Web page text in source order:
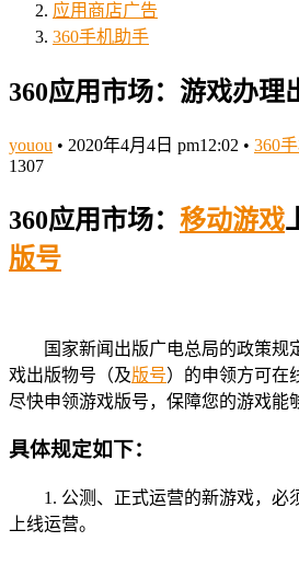
应用商店广告
360手机助手
360应用市场：游戏办理
youou • 2020年4月4日 pm12:02 • 360
1307
360应用市场： 移动游戏
版号
国家新闻出版广电总局的政策规
戏出版物号（及版号）的申领方可在
尽快申领游戏版号，保障您的游戏能
具体规定如下：
1. 公测、正式运营的新游戏，必
上线运营。